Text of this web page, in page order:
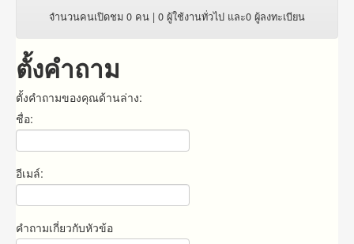
จำนวนคนเปิดชม 0 คน | 0 ผู้ใช้งานทั่วไป และ0 ผู้ลงทะเบียน
ตั้งคำถาม
ตั้งคำถามของคุณด้านล่าง:
ชื่อ:
อีเมล์:
คำถามเกี่ยวกับหัวข้อ